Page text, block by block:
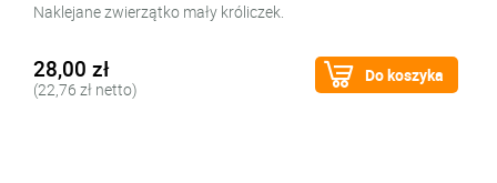
Naklejane zwierzątko mały króliczek.
28,00 zł
(22,76 zł netto)
Do koszyka